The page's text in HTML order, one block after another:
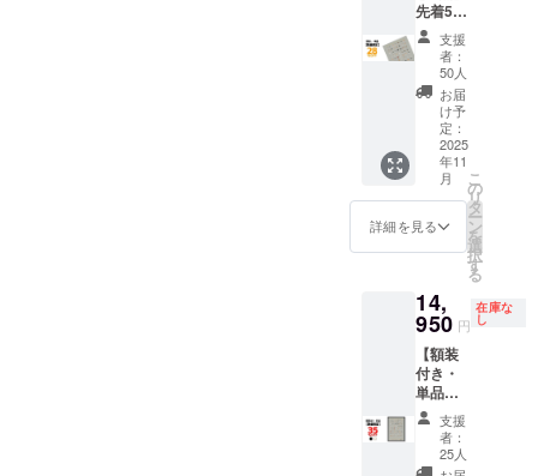
より出
荷時期
が遅れ
る場合
があり
ます
の価格
です ※
沖縄離
島へは
別途中
継料が
必要で
す(注文
確認後
に料金
内しま
す-額な
合：ヤ
マト運
輸180サ
イズに
て3,000
円程の
中継料
追加が
別途必
要とな
ターを
丸めて
収納す
るハー
ドケー
スは付
属いた
しませ
ん ※国
内配送
なりま
す ※お
届け予
定」月
の月末
です ※
送料込
の価格
です ※
沖縄離
島へは
法：735
x 19 x
529mm
・額
色：白
or 黒 ・
材質：
アルミ
＋ PET
フィル
量：約
900g ・
額装し
てお届
けいた
します
※ ポス
ターを
丸めて
収納す
るハー
様 ・サ
イズ：
B2(515
x728m
m) ・用
紙：印
刷用特
殊紙
195gs
m ・印
刷：オ
フセッ
本 額仕
様 ・寸
法：735
x 19 x
529mm
・額
色：白
or 黒 ・
材質：
ドケー
ス x 1
ポス
ター仕
様 ・サ
イズ：
B2(515
x728m
m) ・用
紙：印
刷用特
殊紙
フセッ
ト印刷
・生
産：日
本 ハー
ドケー
ス仕様
・サイ
ズ：直
先着50
名様限
定！ 一
般販売
予定価
￥7,700
(税込)の
とこ
ろ、 →
28%OF
F￥5,54
0(税込)
内容 ・
院の
「犬ポ
ス
ター」
・ハー
ドケー
ス x 1
ポス
ター仕
様 ・サ
支援
者：
50人
お届
け予
定：
2025
年11
月
詳細を見る
こ
の
リ
タ
ー
ン
を
選
択
す
る
14,
950 円
在庫な
し
【額装
付き・
単品】
先着25
名様限
定！ 一
般販売
支援
者：
25人